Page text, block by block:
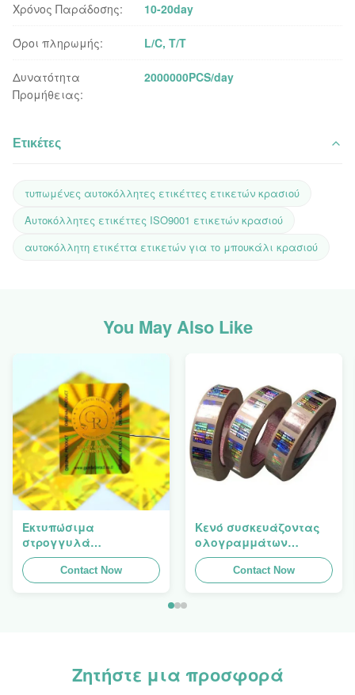
Χρόνος Παράδοσης: 10-20day
Όροι πληρωμής: L/C, T/T
Δυνατότητα
Προμήθειας:
2000000PCS/day
Ετικέτες
τυπωμένες αυτοκόλλητες ετικέττες ετικετών κρασιού
Αυτοκόλλητες ετικέττες ISO9001 ετικετών κρασιού
αυτοκόλλητη ετικέττα ετικετών για το μπουκάλι κρασιού
You May Also Like
Εκτυπώσιμα
στρογγυλά
συσκευάζοντας
ολογραφικά
αυτοκόλλητα φύλλα
Contact Now
Κενό συσκευάζοντας
ολογραμμάτων
ασφάλειας ετικετών
λέιζερ λογότυπων
αυτοκόλλητων
Contact Now
Ζητήστε μια προσφορά